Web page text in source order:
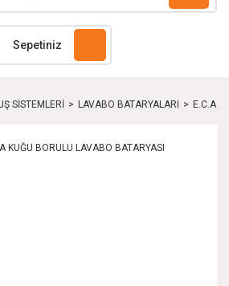
Sepetiniz
SİSTEMLERİ LAVABO BATARYALARI E.C.A. |